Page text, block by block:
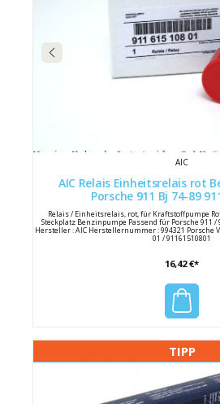
AIC
AIC Relais Einheitsrelais rot
Relais / Einheitsrelais, rot, für Kraftstoffpumpe
Steckplatz Benzinpumpe Passend für Porsche 911 /
Hersteller : AIC Herstellernummer : 994321 Porsche
01 / 91161510801
16,42 €*
TIPP